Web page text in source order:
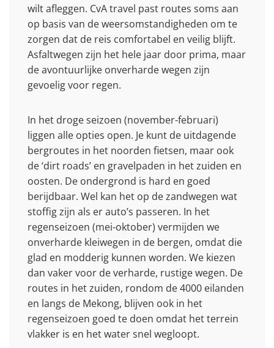
wilt afleggen. CvA travel past routes soms aan
op basis van de weersomstandigheden om te
zorgen dat de reis comfortabel en veilig blijft.
Asfaltwegen zijn het hele jaar door prima, maar
de avontuurlijke onverharde wegen zijn
gevoelig voor regen.
In het droge seizoen (november-februari)
liggen alle opties open. Je kunt de uitdagende
bergroutes in het noorden fietsen, maar ook
de ‘dirt roads’ en gravelpaden in het zuiden en
oosten. De ondergrond is hard en goed
berijdbaar. Wel kan het op de zandwegen wat
stoffig zijn als er auto’s passeren. In het
regenseizoen (mei-oktober) vermijden we
onverharde kleiwegen in de bergen, omdat die
glad en modderig kunnen worden. We kiezen
dan vaker voor de verharde, rustige wegen. De
routes in het zuiden, rondom de 4000 eilanden
en langs de Mekong, blijven ook in het
regenseizoen goed te doen omdat het terrein
vlakker is en het water snel wegloopt.